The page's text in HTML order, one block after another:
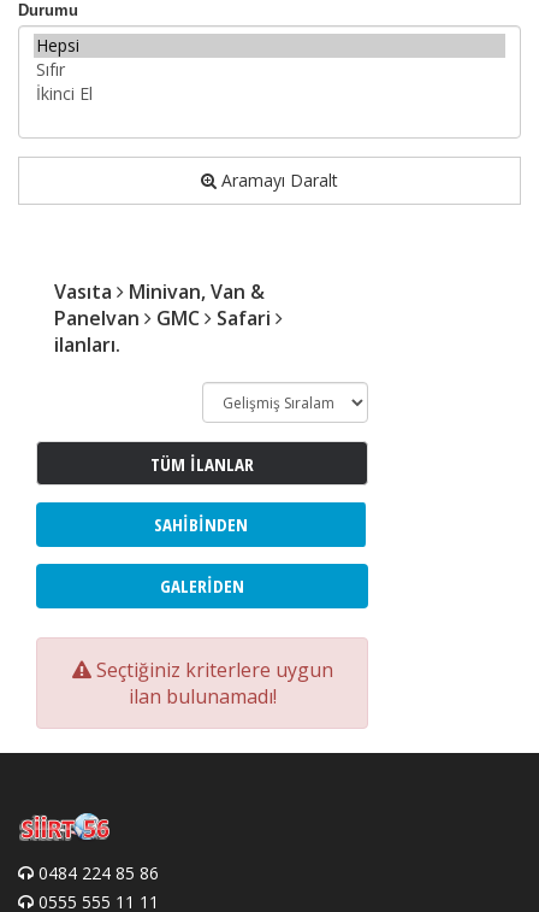
Durumu
Aramayı Daralt
Vasıta
Minivan, Van &
Panelvan
GMC
Safari
ilanları.
TÜM İLANLAR
SAHIBINDEN
GALERIDEN
Seçtiğiniz kriterlere uygun
ilan bulunamadı!
0484 224 85 86
0555 555 11 11